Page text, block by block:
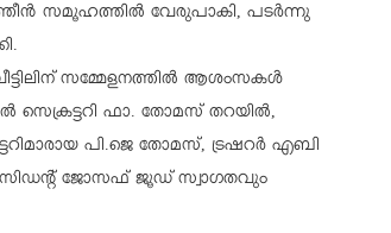
സമൂഹത്തില്‍ വേരുപാകി, പടര്‍ന്നു
സമ്മേളനത്തില്‍ ആശംസകള്‍
ഫാ. തോമസ് തറയില്‍,
പി.ജെ തോമസ്, ട്രഷറര്‍ എബി
ജോസഫ് ജൂഡ് സ്വാഗതവും